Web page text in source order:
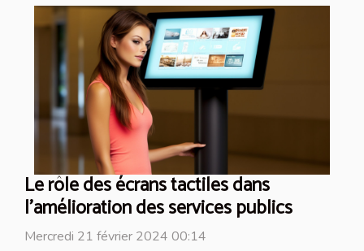
Le rôle des écrans tactiles dans
l'amélioration des services publics
Mercredi 21 février 2024 00:14